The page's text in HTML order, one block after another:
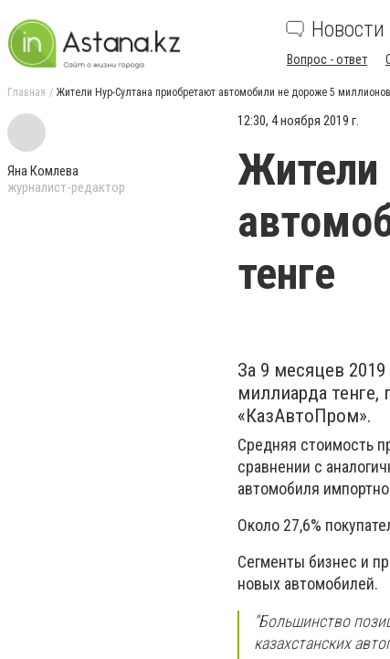
Новости
Вопрос - ответ
Главная Жители Нур-Султана приобретают автомобили не дороже 5 миллионов
Яна Комлева
журналист-редактор
12:30, 4 ноября 2019 г.
Жители
тенге
За 9 месяцев
миллиарда тенге,
«КазАвтоПром».
Средняя стоимость
сравнении с
автомобиля
Около 27,6%
Сегменты бизнес и
новых автомобилей.
''Большинство
казахстанских